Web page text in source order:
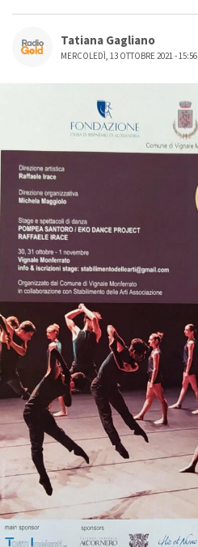
Tatiana Gagliano
MERCOLEDÌ, 13 OTTOBRE 2021 - 15:56